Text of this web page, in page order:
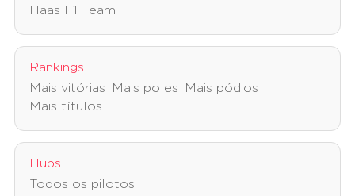
Haas F1 Team
Rankings
Mais vitórias
Mais poles
Mais pódios
Mais títulos
Hubs
Todos os pilotos